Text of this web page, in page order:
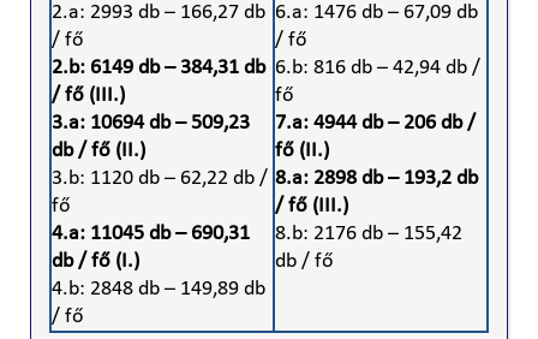
2.a: 2993 db – 166,27 db
/ fő
2.b: 6149 db – 384,31 db
/ fő (III.)
3.a: 10694 db – 509,23
db / fő (II.)
3.b: 1120 db – 62,22 db /
fő
4.a: 11045 db – 690,31
db / fő (I.)
4.b: 2848 db – 149,89 db
/ fő
6.a: 1476 db – 67,09 db
/ fő
6.b: 816 db – 42,94 db /
fő
7.a: 4944 db – 206 db /
fő (II.)
8.a: 2898 db – 193,2 db
/ fő (III.)
8.b: 2176 db – 155,42
db / fő